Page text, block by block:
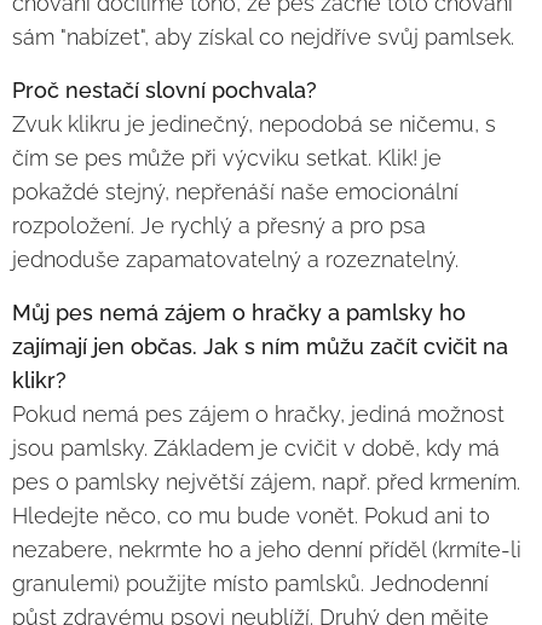
sám "nabízet", aby získal co nejdříve svůj pamlsek.
Proč nestačí slovní pochvala?
Zvuk klikru je jedinečný, nepodobá se ničemu, s
čím se pes může při výcviku setkat. Klik! je
pokaždé stejný, nepřenáší naše emocionální
rozpoložení. Je rychlý a přesný a pro psa
jednoduše zapamatovatelný a rozeznatelný.
Můj pes nemá zájem o hračky a pamlsky ho
zajímají jen občas. Jak s ním můžu začít cvičit na
klikr?
Pokud nemá pes zájem o hračky, jediná možnost
jsou pamlsky. Základem je cvičit v době, kdy má
pes o pamlsky největší zájem, např. před krmením.
Hledejte něco, co mu bude vonět. Pokud ani to
nezabere, nekrmte ho a jeho denní příděl (krmíte-li
granulemi) použijte místo pamlsků. Jednodenní
půst zdravému psovi neublíží. Druhý den mějte